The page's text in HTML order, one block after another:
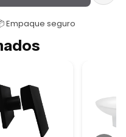
Empaque seguro